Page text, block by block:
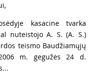
kasacine tvarka
nuteistojo A. S. (A. S.)
teismo Baudžiamųjų
m. gegužės 24 d.